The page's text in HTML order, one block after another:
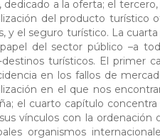
a la oferta; el
del producto turístico
y el seguro turístico. La
del sector público –a
turísticos. El primer
en los fallos de
en el que nos
el cuarto capítulo concentra
vínculos con la ordenación
organismos